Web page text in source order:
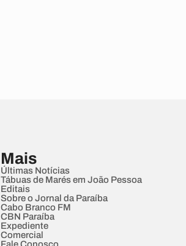
Mais
Últimas Notícias
Tábuas de Marés em João Pessoa
Editais
Sobre o Jornal da Paraíba
Cabo Branco FM
CBN Paraíba
Expediente
Comercial